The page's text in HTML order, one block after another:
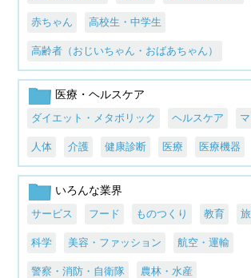
赤ちゃん 高校生・中学生
高齢者（おじいちゃん・おばあちゃん）
医療・ヘルスケア
ダイエット・メタボリック ヘルスケア
人体 介護 健康診断 医療 医療機器
いろんな業界
サービス フード ものつくり 教育
科学 美容・ファッション 航空・運輸
警察・消防・自衛隊 農林・水産